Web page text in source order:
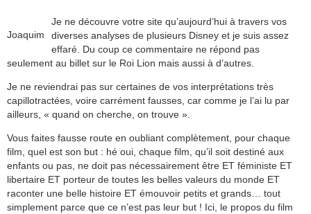
Joaquim
Je ne découvre votre site qu’aujourd’hui à travers vos
diverses analyses de plusieurs Disney et je suis assez
effaré. Du coup ce commentaire ne répond pas
seulement au billet sur le Roi Lion mais aussi à d’autres.
Je ne reviendrai pas sur certaines de vos interprétations très
capillotractées, voire carrément fausses, car comme je l’ai lu par
ailleurs, « quand on cherche, on trouve ».
Vous faites fausse route en oubliant complètement, pour chaque
film, quel est son but : hé oui, chaque film, qu’il soit destiné aux
enfants ou pas, ne doit pas nécessairement être ET féministe ET
libertaire ET porteur de toutes les belles valeurs du monde ET
raconter une belle histoire ET émouvoir petits et grands… tout
simplement parce que ce n’est pas leur but ! Ici, le propos du film